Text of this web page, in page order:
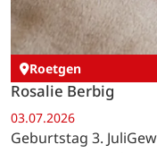
Roetgen
Rosalie Berbig
03.07.2026
Geburtstag 3.